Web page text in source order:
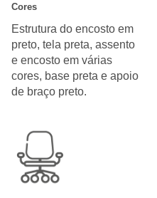
Cores
Estrutura do encosto em
preto, tela preta, assento
e encosto em várias
cores, base preta e apoio
de braço preto.